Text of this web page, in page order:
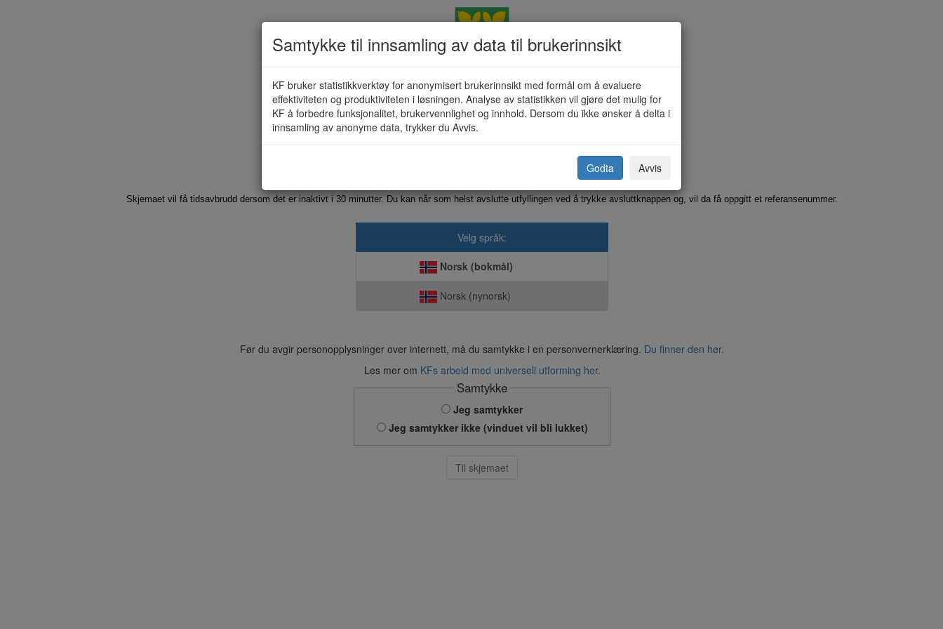
Innmelding skole (KF-130)
Dette skjemaet sendes elektronisk direkte til kommunen.
Skjemaet vil få tidsavbrudd dersom det er inaktivt i 30 minutter. Du kan når som helst avslutte utfyllingen ved å trykke avsluttknappen og, vil da få oppgitt et referansenummer.
Velg språk:
Norsk (bokmål)
Norsk (nynorsk)
Før du avgir personopplysninger over internett, må du samtykke i en personvernerklæring. Du finner den her.
Les mer om KFs arbeid med universell utforming her.
Samtykke
Jeg samtykker
Jeg samtykker ikke (vinduet vil bli lukket)
Til skjemaet
Samtykke til innsamling av data til brukerinnsikt
KF bruker statistikkverktøy for anonymisert brukerinnsikt med formål om å evaluere
effektiviteten og produktiviteten i løsningen. Analyse av statistikken vil gjøre det mulig for
KF å forbedre funksjonalitet, brukervennlighet og innhold. Dersom du ikke ønsker å delta i
innsamling av anonyme data, trykker du Avvis.
Godta Avvis